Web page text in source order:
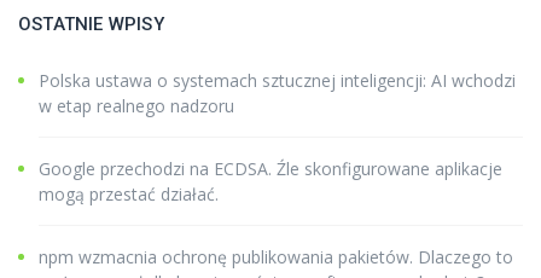
OSTATNIE WPISY
Polska ustawa o systemach sztucznej inteligencji: AI wchodzi
w etap realnego nadzoru
Google przechodzi na ECDSA. Źle skonfigurowane aplikacje
mogą przestać działać.
npm wzmacnia ochronę publikowania pakietów. Dlaczego to